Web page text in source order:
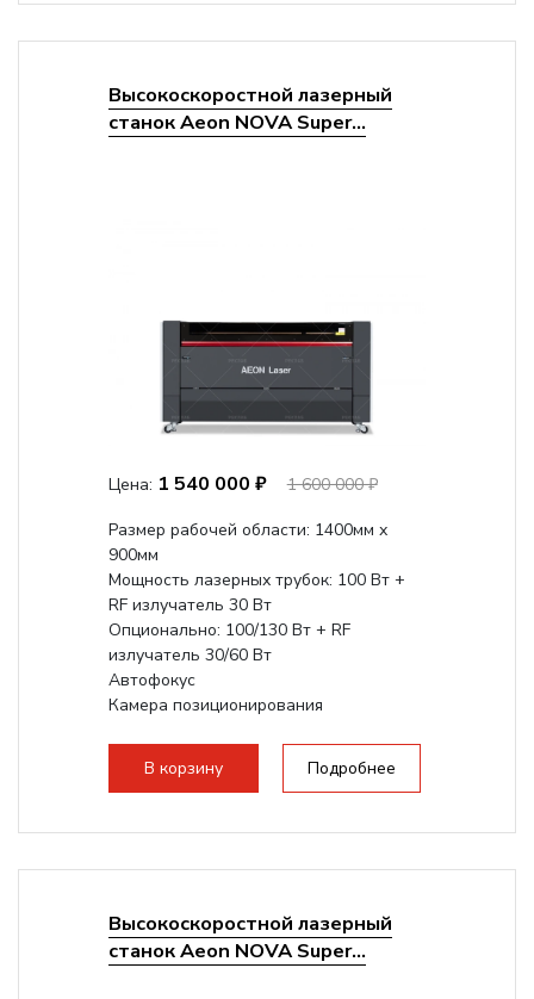
Высокоскоростной лазерный
станок Aeon NOVA Super...
Цена: 1 540 000 ₽
1 600 000 ₽
Размер рабочей области: 1400мм х
900мм
Мощность лазерных трубок: 100 Вт +
RF излучатель 30 Вт
Опционально: 100/130 Вт + RF
излучатель 30/60 Вт
Автофокус
Камера позиционирования
2000 мм/с...
В корзину Подробнее
Высокоскоростной лазерный
станок Aeon NOVA Super...